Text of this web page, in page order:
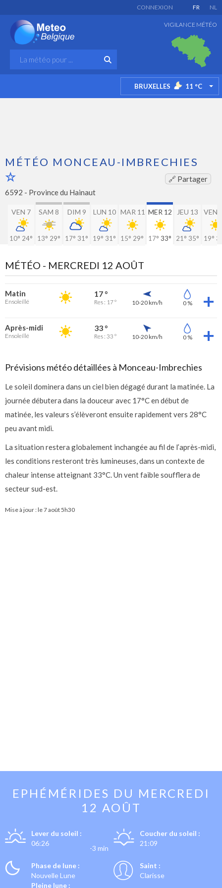
FR NL
CONNEXION
VIGILANCE MÉTÉO
BRUXELLES 11 °C
MÉTÉO MONCEAU-IMBRECHIES
🔗 Partager
6592 - Province du Hainaut
VEN 7
10° 24°
SAM 8
13° 29°
DIM 9
17° 31°
LUN 10
19° 31°
MAR 11
15° 29°
MER 12
17° 33°
JEU 13
21° 35°
VEN
19°
MÉTÉO - MERCREDI 12 AOÛT
Matin
Ensoleillé
17 °
Res : 17 ° 10-20 km/h 0 %
Après-midi
Ensoleillé
33 °
Res : 33 ° 10-20 km/h 0 %
Prévisions météo détaillées à Monceau-Imbrechies
Le soleil dominera dans un ciel bien dégagé durant la matinée. La
journée débutera dans la douceur avec 17°C en début de
matinée, les valeurs s’élèveront ensuite rapidement vers 28°C
peu avant midi.
La situation restera globalement inchangée au fil de l’après-midi,
les conditions resteront très lumineuses, dans un contexte de
chaleur intense atteignant 33°C. Un vent faible soufflera de
secteur sud-est.
Mise à jour : le7 août 5h30
EPHÉMÉRIDES DU MERCREDI
12 AOÛT
Lever du soleil :
06:26
-3 min
Coucher du soleil :
21:09
Phase de lune :
Nouvelle Lune
Pleine lune :
Saint :
Clarisse